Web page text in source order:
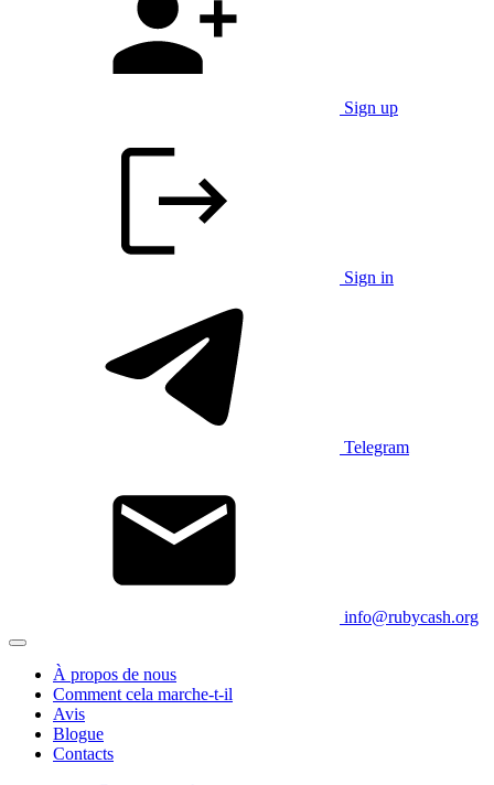
Sign up
Sign in
Telegram
info@rubycash.org
À propos de nous
Comment cela marche-t-il
Avis
Blogue
Contacts